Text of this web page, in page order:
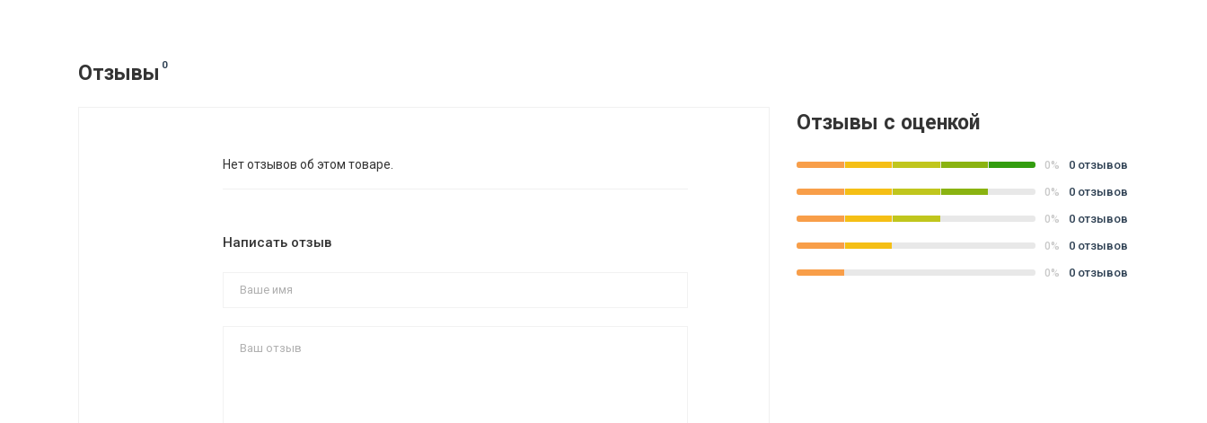
Отзывы 0
Нет отзывов об этом товаре.
Написать отзыв
Отзывы с оценкой
0% 0 отзывов
0% 0 отзывов
0% 0 отзывов
0% 0 отзывов
0% 0 отзывов